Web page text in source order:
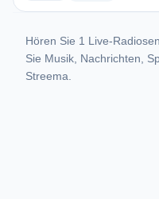
Hören Sie 1 Live-
Sie Musik, Nachrichten,
Streema.